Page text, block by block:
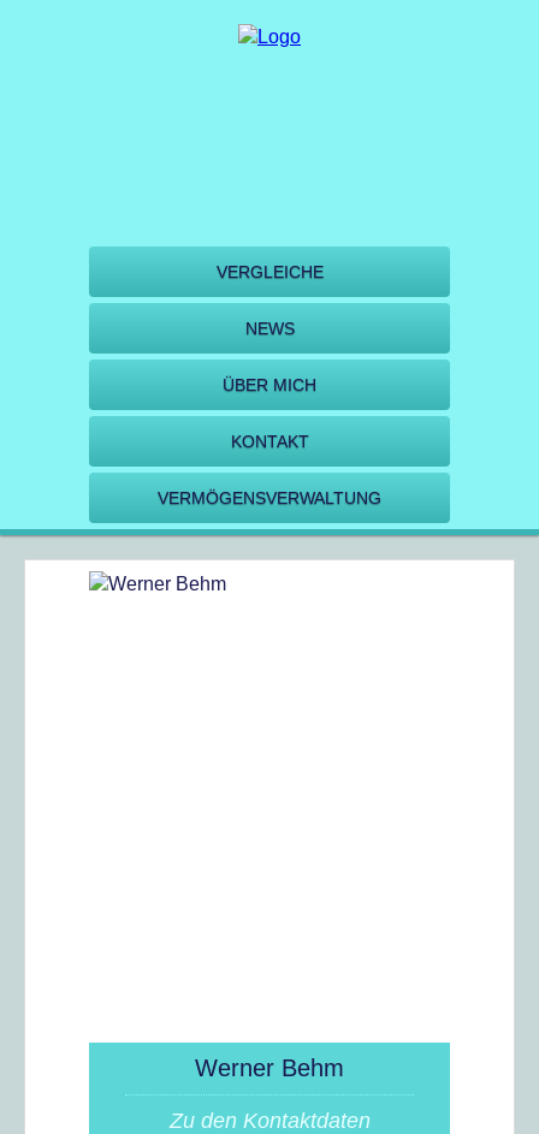
VERGLEICHE
NEWS
ÜBER MICH
KONTAKT
VERMÖGENSVERWALTUNG
Werner Behm
Zu den Kontaktdaten